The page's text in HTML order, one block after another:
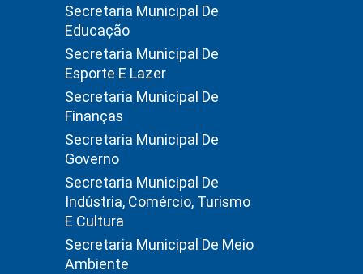
Secretaria Municipal De
Educação
Secretaria Municipal De
Esporte E Lazer
Secretaria Municipal De
Finanças
Secretaria Municipal De
Governo
Secretaria Municipal De
Indústria, Comércio, Turismo
E Cultura
Secretaria Municipal De Meio
Ambiente